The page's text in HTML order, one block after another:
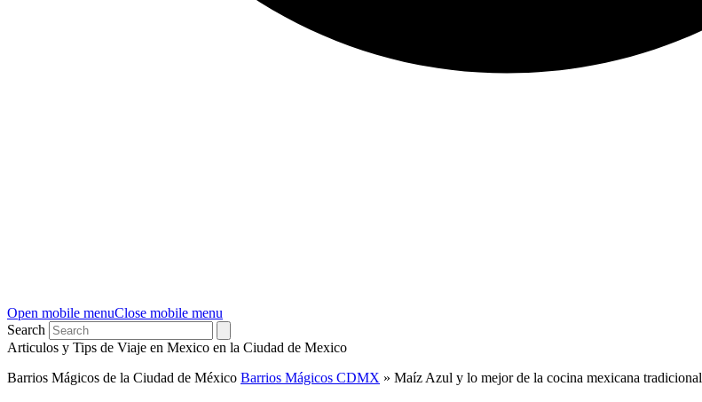
Open mobile menuClose mobile menu
Search
Articulos y Tips de Viaje en Mexico en la Ciudad de Mexico
Barrios Mágicos de la Ciudad de México Barrios Mágicos CDMX » Maíz Azul y lo mejor de la cocina mexicana tradicional